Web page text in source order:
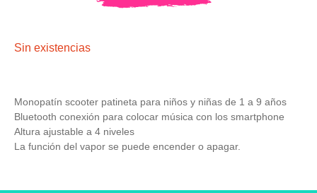
Sin existencias
Monopatín scooter patineta para niños y niñas de 1 a 9 años
Bluetooth conexión para colocar música con los smartphone
Altura ajustable a 4 niveles
La función del vapor se puede encender o apagar.